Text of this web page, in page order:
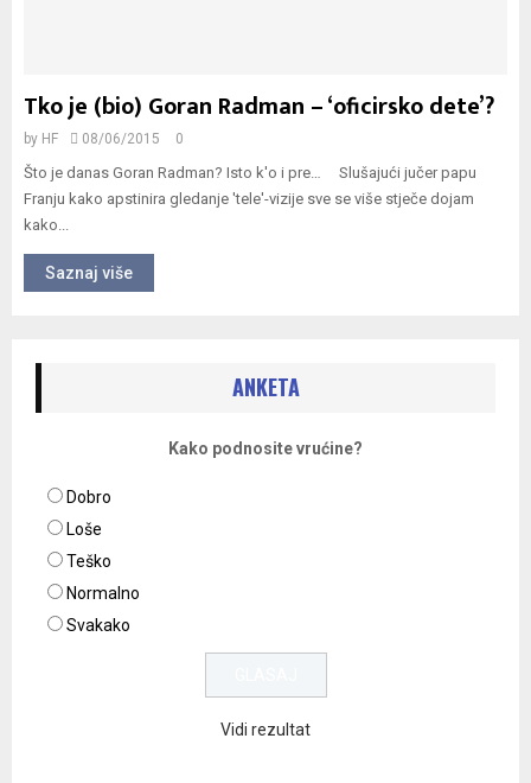
Tko je (bio) Goran Radman – ‘oficirsko dete’?
by HF 08/06/2015 0
Što je danas Goran Radman? Isto k'o i pre… Slušajući jučer papu
Franju kako apstinira gledanje 'tele'-vizije sve se više stječe dojam
kako...
Saznaj više
ANKETA
Kako podnosite vrućine?
Dobro
Loše
Teško
Normalno
Svakako
Vidi rezultat